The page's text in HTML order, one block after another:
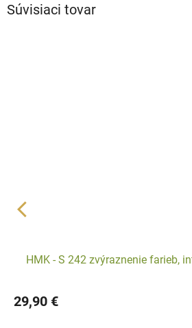
Súvisiaci tovar
HMK - S 242 zvýraznenie farieb,
29,90 €